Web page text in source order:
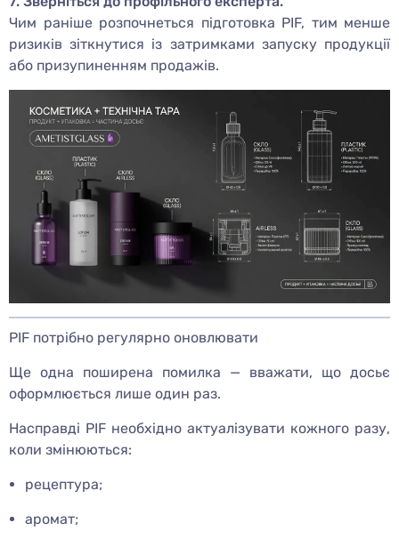
Чим раніше розпочнеться підготовка PIF, тим менше
ризиків зіткнутися із затримками запуску продукції
або призупиненням продажів.
PIF потрібно регулярно оновлювати
Ще одна поширена помилка — вважати, що досьє
оформлюється лише один раз.
Насправді PIF необхідно актуалізувати кожного разу,
коли змінюються:
рецептура;
аромат;